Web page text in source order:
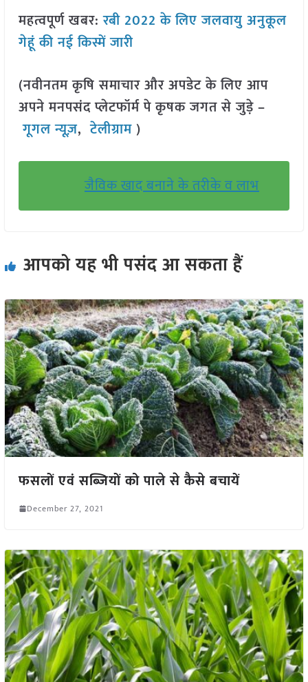
महत्वपूर्ण खबर:रबी 2022 के लिए जलवायु अनुकूल
गेहूं की नई किस्में जारी
(नवीनतम कृषि समाचार और अपडेट के लिए आप
अपने मनपसंद प्लेटफॉर्म पे कृषक जगत से जुड़े –
गूगल न्यूज़,टेलीग्राम )
जैविक खाद बनाने के तरीके व लाभ
आपको यह भी पसंद आ सकता हैं
फसलों एवं सब्जियों को पाले से कैसे बचायें
December 27, 2021